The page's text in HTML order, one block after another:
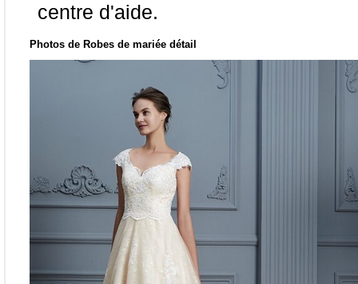
centre d'aide.
Photos de Robes de mariée détail